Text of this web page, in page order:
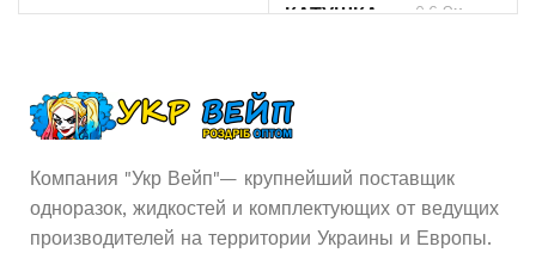
КАТУШКА 0.6 Ом
Компания "Укр Вейп"— крупнейший поставщик
одноразок, жидкостей и комплектующих от ведущих
производителей на территории Украины и Европы.